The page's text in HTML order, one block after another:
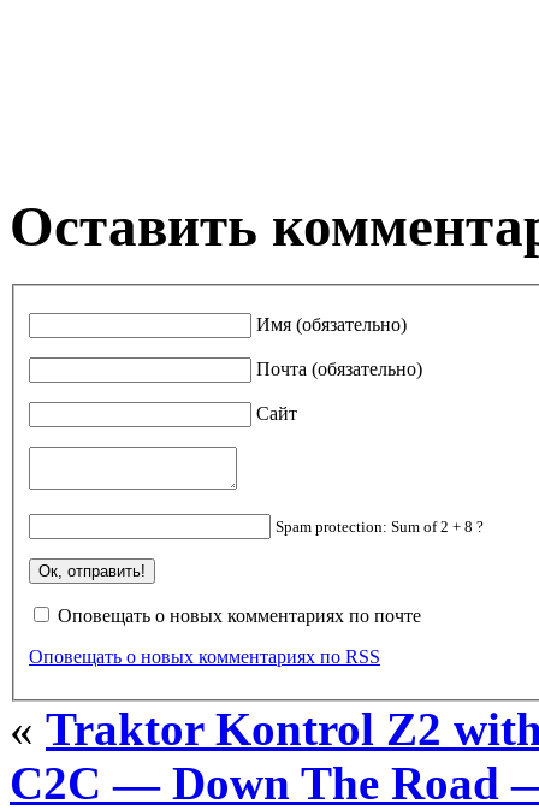
Оставить
Имя (обязательно)
Почта (обязательно)
Сайт
Spam protection: Sum of 2 + 8 ?
Оповещать о новых комментариях по почте
Оповещать о новых комментариях по RSS
« Traktor Kontrol Z2
C2C — Down The